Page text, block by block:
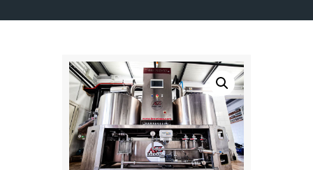
IMPIANTI DI
CONTATTI